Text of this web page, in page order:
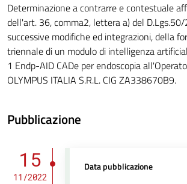
Determinazione a contrarre e contestuale
dell'art. 36, comma2, lettera a) del
successive modifiche ed integrazioni, della
triennale di un modulo di intelligenza
1 Endp-AID CADe per endoscopia
OLYMPUS ITALIA S.R.L. CIG ZA338670B9.
Pubblicazione
15
11/2022
Data pubblicazione